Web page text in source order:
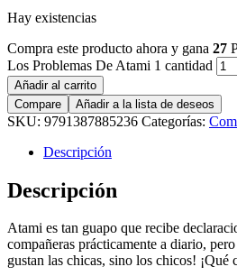
Hay existencias
Compra este producto ahora y gana 27
Los Problemas De Atami 1 cantidad
Añadir al carrito
Compare
Añadir a la lista de deseos
SKU: 9791387885236 Categorías:
Descripción
Descripción
Atami es tan guapo que recibe
compañeras prácticamente a diario,
gustan las chicas, sino los chicos! ¡Qué